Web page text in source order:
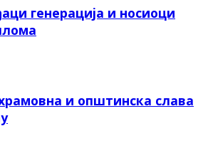
генерација и носиоци
и општинска слава